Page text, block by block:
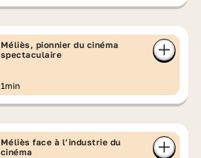
Méliès, pionnier du cinéma
spectaculaire
1min
Méliès face à l’industrie du
cinéma